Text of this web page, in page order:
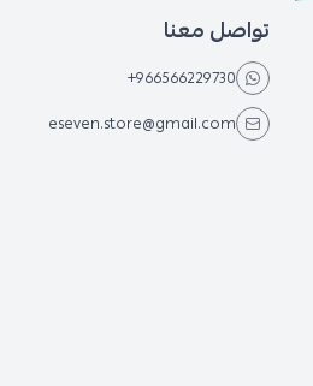
تواصل معنا
+966566229730
eseven.store@gmail.com